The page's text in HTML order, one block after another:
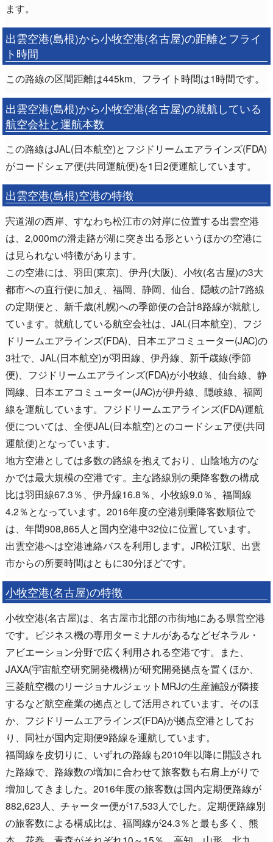
ます。
出雲空港(島根)から小牧空港(名古屋)の距離とフライ
ト時間
この路線の区間距離は445km、フライト時間は1時間です。
出雲空港(島根)から小牧空港(名古屋)の就航している
航空会社と運航本数
この路線はJAL(日本航空)とフジドリームエアラインズ(FDA)
がコードシェア便(共同運航便)を1日2便運航しています。
出雲空港(島根)空港の特徴
宍道湖の西岸、すなわち松江市の対岸に位置する出雲空港
は、2,000mの滑走路が湖に突き出る形というほかの空港に
は見られない特徴があります。
この空港には、羽田(東京)、伊丹(大阪)、小牧(名古屋)の3大
都市への直行便に加え、福岡、静岡、仙台、隠岐の計7路線
の定期便と、新千歳(札幌)への季節便の合計8路線が就航し
ています。就航している航空会社は、JAL(日本航空)、フジ
ドリームエアラインズ(FDA)、日本エアコミューター(JAC)の
3社で、JAL(日本航空)が羽田線、伊丹線、新千歳線(季節
便)、フジドリームエアラインズ(FDA)が小牧線、仙台線、静
岡線、日本エアコミューター(JAC)が伊丹線、隠岐線、福岡
線を運航しています。フジドリームエアラインズ(FDA)運航
便については、全便JAL(日本航空)とのコードシェア便(共同
運航便)となっています。
地方空港としては多数の路線を抱えており、山陰地方のな
かでは最大規模の空港です。主な路線別の乗降客数の構成
比は羽田線67.3％、伊丹線16.8％、小牧線9.0％、福岡線
4.2％となっています。2016年度の空港別乗降客数順位で
は、年間908,865人と国内空港中32位に位置しています。
出雲空港へは空港連絡バスを利用します。JR松江駅、出雲
市からの所要時間はともに30分ほどです。
小牧空港(名古屋)の特徴
小牧空港(名古屋)は、名古屋市北部の市街地にある県営空港
です。ビジネス機の専用ターミナルがあるなどゼネラル・
アビエーション分野で広く利用される空港です。また、
JAXA(宇宙航空研究開発機構)が研究開発拠点を置くほか、
三菱航空機のリージョナルジェットMRJの生産施設が隣接
するなど航空産業の拠点として活用されています。そのほ
か、フジドリームエアラインズ(FDA)が拠点空港としてお
り、同社が国内定期便9路線を運航しています。
福岡線を皮切りに、いずれの路線も2010年以降に開設され
た路線で、路線数の増加に合わせて旅客数も右肩上がりで
増加してきました。2016年度の旅客数は国内定期便路線が
882,623人、チャーター便が17,533人でした。定期便路線別
の旅客数による構成比は、福岡線が24.3％と最も多く、熊